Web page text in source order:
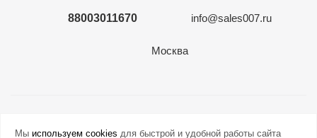
88003011670 info@sales007.ru
Москва
Мы используем cookies для быстрой и удобной работы сайта